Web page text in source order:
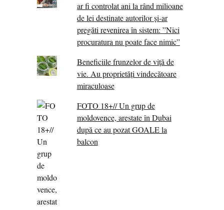
ar fi controlat ani la rând milioane
de lei destinate autorilor și-ar
pregăti revenirea în sistem: ”Nici
procuratura nu poate face nimic”
Beneficiile frunzelor de viță de
vie. Au proprietăţi vindecătoare
miraculoase
FOTO 18+// Un grup de
moldovence, arestate în Dubai
după ce au pozat GOALE la
balcon